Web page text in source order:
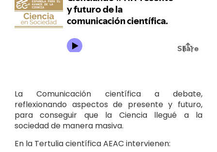
La Comunicación científica a debate,
reflexionando aspectos de presente y futuro,
para conseguir que la Ciencia llegué a la
sociedad de manera masiva.
En la Tertulia científica AEAC intervienen: